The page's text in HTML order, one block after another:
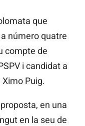
que
número quatre
compte de
i candidat a
Puig.
en una
en la seu de